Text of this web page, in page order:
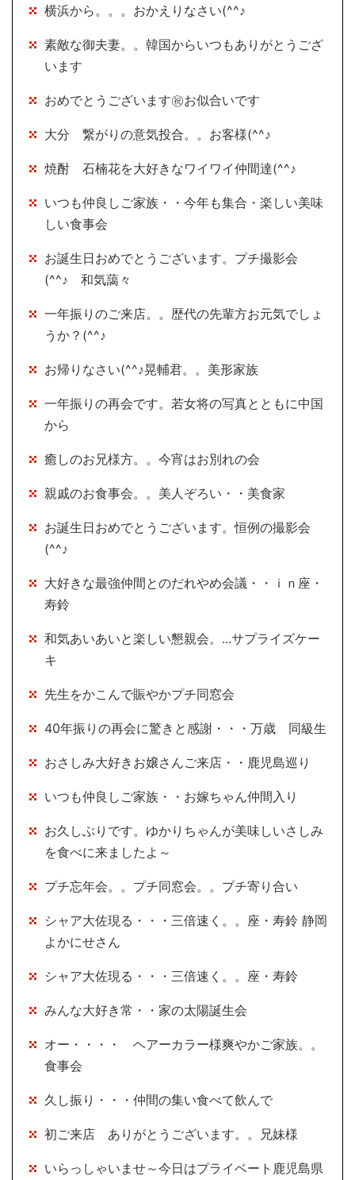
横浜から。。。おかえりなさい(^^♪
素敵な御夫妻。。韓国からいつもありがとうござ
います
おめでとうございます㊗お似合いです
大分 繋がりの意気投合。。お客様(^^♪
焼酎 石楠花を大好きなワイワイ仲間達(^^♪
いつも仲良しご家族・・今年も集合・楽しい美味
しい食事会
お誕生日おめでとうございます。プチ撮影会
(^^♪ 和気藹々
一年振りのご来店。。歴代の先輩方お元気でしょ
うか？(^^♪
お帰りなさい(^^♪晃輔君。。美形家族
一年振りの再会です。若女将の写真とともに中国
から
癒しのお兄様方。。今宵はお別れの会
親戚のお食事会。。美人ぞろい・・美食家
お誕生日おめでとうございます。恒例の撮影会
(^^♪
大好きな最強仲間とのだれやめ会議・・ｉｎ座・
寿鈴
和気あいあいと楽しい懇親会。...サプライズケー
キ
先生をかこんで賑やかプチ同窓会
40年振りの再会に驚きと感謝・・・万歳 同級生
おさしみ大好きお嬢さんご来店・・鹿児島巡り
いつも仲良しご家族・・お嫁ちゃん仲間入り
お久しぶりです。ゆかりちゃんが美味しいさしみ
を食べに来ましたよ～
プチ忘年会。。プチ同窓会。。プチ寄り合い
シャア大佐現る・・・三倍速く。。座・寿鈴 静岡
よかにせさん
シャア大佐現る・・・三倍速く。。座・寿鈴
みんな大好き常・・家の太陽誕生会
オー・・・・ ヘアーカラー様爽やかご家族。。
食事会
久し振り・・・仲間の集い食べて飲んで
初ご来店 ありがとうございます。。兄妹様
いらっしゃいませ～今日はプライベート鹿児島県